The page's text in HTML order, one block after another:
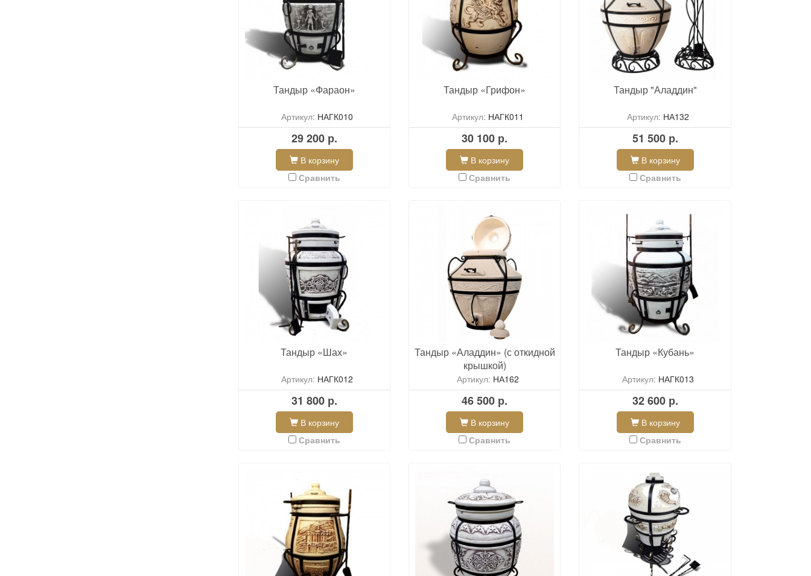
Тандыр «Фараон»
Артикул: НАГК010
29 200 р.
В корзину
Сравнить
Тандыр «Грифон»
Артикул: НАГК011
30 100 р.
В корзину
Сравнить
Тандыр "Аладдин"
Артикул: НА132
51 500 р.
В корзину
Сравнить
Тандыр «Шах»
Артикул: НАГК012
31 800 р.
В корзину
Сравнить
Тандыр «Аладдин» (с откидной
крышкой)
Артикул: НА162
46 500 р.
В корзину
Сравнить
Тандыр «Кубань»
Артикул: НАГК013
32 600 р.
В корзину
Сравнить